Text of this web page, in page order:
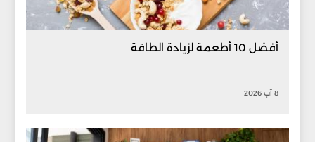
أفضل 10 أطعمة لزيادة الطاقة
8 آب 2026